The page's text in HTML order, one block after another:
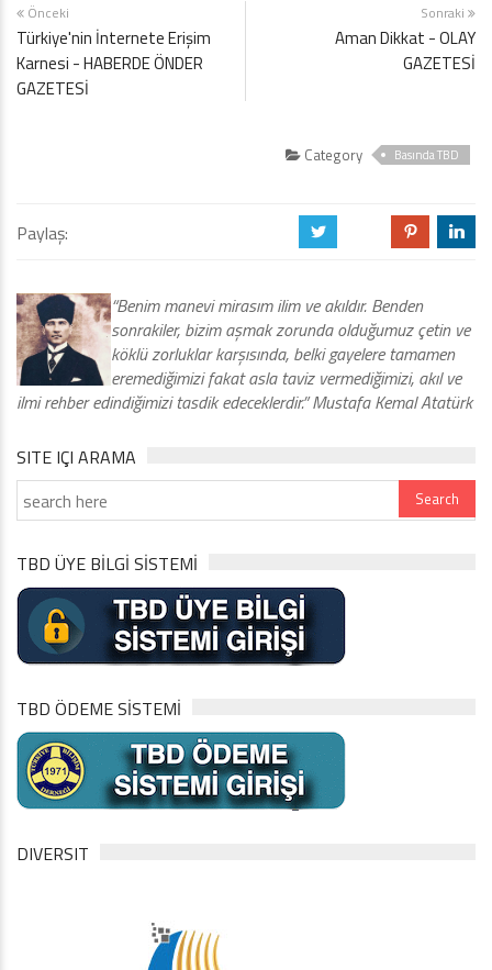
Önceki
Türkiye'nin İnternete Erişim
Karnesi - HABERDE ÖNDER
GAZETESİ
Sonraki
Aman Dikkat - OLAY
GAZETESİ
Category Basında TBD
Paylaş: a d j
“Benim manevi mirasım ilim ve akıldır. Benden
sonrakiler, bizim aşmak zorunda olduğumuz çetin ve
köklü zorluklar karşısında, belki gayelere tamamen
eremediğimizi fakat asla taviz vermediğimizi, akıl ve
ilmi rehber edindiğimizi tasdik edeceklerdir.” Mustafa Kemal Atatürk
SITE IÇI ARAMA
TBD ÜYE BİLGİ SİSTEMİ
TBD ÖDEME SİSTEMİ
DIVERSIT